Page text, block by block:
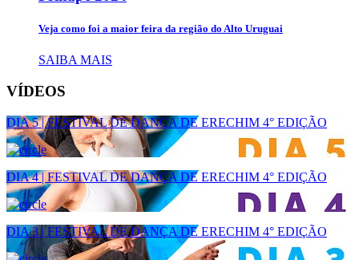
Veja como foi a maior feira da região do Alto Uruguai
SAIBA MAIS
VÍDEOS
DIA 5 | FESTIVAL DE DANÇA DE ERECHIM 4° EDIÇÃO
DIA 4 | FESTIVAL DE DANÇA DE ERECHIM 4° EDIÇÃO
DIA 3 | FESTIVAL DE DANÇA DE ERECHIM 4° EDIÇÃO